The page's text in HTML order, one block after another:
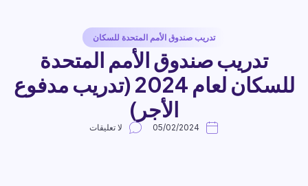
تدريب صندوق الأمم المتحدة للسكان
تدريب صندوق الأمم المتحدة
للسكان لعام 2024 (تدريب مدفوع
الأجر)
05/02/2024 لا تعليقات